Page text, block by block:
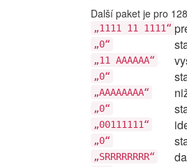
Další paket je pro
„1111 11 1111“
„0“
„11 AAAAAA“
„0“
„AAAAAAAA“
„0“
„00111111“
„0“
„SRRRRRRRR“